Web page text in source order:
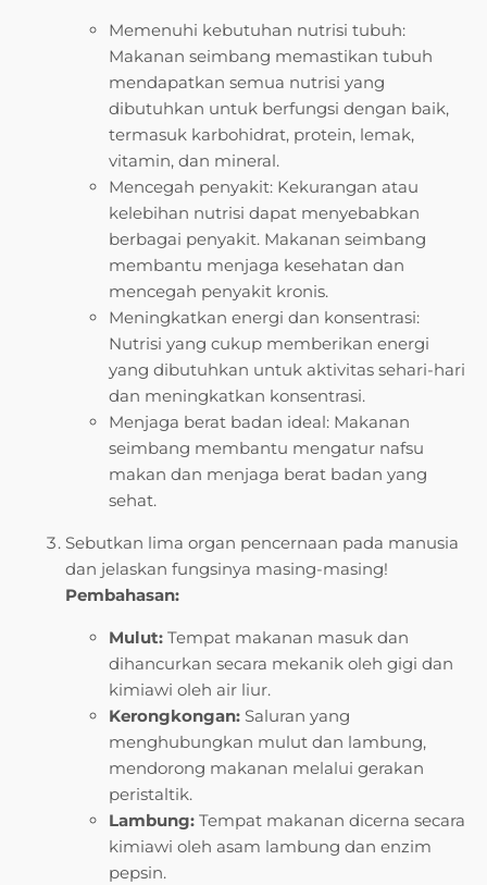
Memenuhi kebutuhan nutrisi tubuh:
Makanan seimbang memastikan tubuh
mendapatkan semua nutrisi yang
dibutuhkan untuk berfungsi dengan baik,
termasuk karbohidrat, protein, lemak,
vitamin, dan mineral.
Mencegah penyakit: Kekurangan atau
kelebihan nutrisi dapat menyebabkan
berbagai penyakit. Makanan seimbang
membantu menjaga kesehatan dan
mencegah penyakit kronis.
Meningkatkan energi dan konsentrasi:
Nutrisi yang cukup memberikan energi
yang dibutuhkan untuk aktivitas sehari-hari
dan meningkatkan konsentrasi.
Menjaga berat badan ideal: Makanan
seimbang membantu mengatur nafsu
makan dan menjaga berat badan yang
sehat.
Sebutkan lima organ pencernaan pada manusia
dan jelaskan fungsinya masing-masing!
Pembahasan:
Mulut: Tempat makanan masuk dan
dihancurkan secara mekanik oleh gigi dan
kimiawi oleh air liur.
Kerongkongan: Saluran yang
menghubungkan mulut dan lambung,
mendorong makanan melalui gerakan
peristaltik.
Lambung: Tempat makanan dicerna secara
kimiawi oleh asam lambung dan enzim
pepsin.